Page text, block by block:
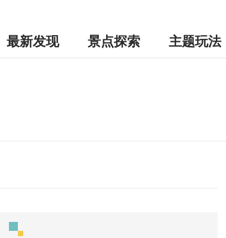
最新发现 景点探索 主题玩法